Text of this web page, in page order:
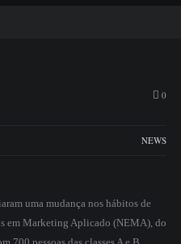
0
NEWS
uma mudança nos hábitos de
em Marketing Aplicado (NEMA), do